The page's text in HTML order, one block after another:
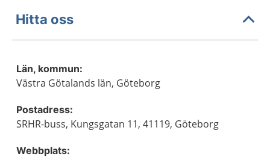
Hitta oss
Län, kommun:
Västra Götalands län, Göteborg
Postadress:
SRHR-buss, Kungsgatan 11, 41119, Göteborg
Webbplats: